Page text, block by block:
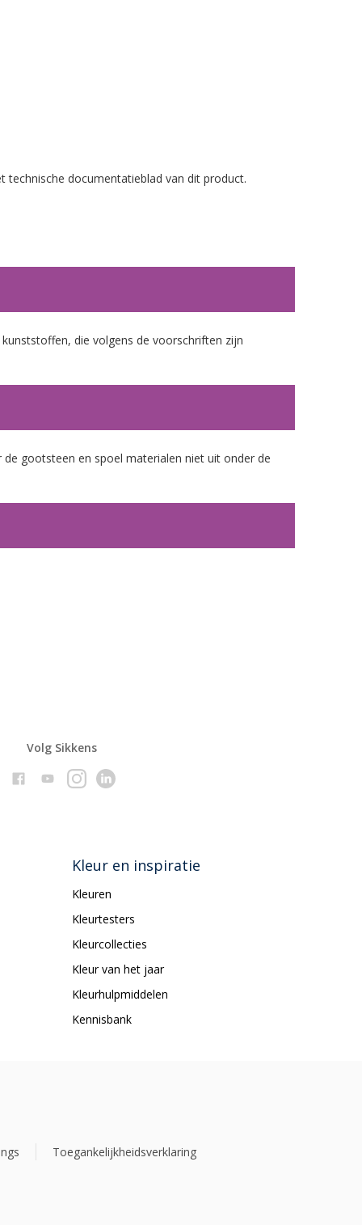
technische documentatieblad van dit product.
die volgens de voorschriften zijn
gootsteen en spoel materialen niet uit onder de
Volg Sikkens
Kleur en inspiratie
Kleuren
Kleurtesters
Kleurcollecties
Kleur van het jaar
Kleurhulpmiddelen
Kennisbank
Toegankelijkheidsverklaring